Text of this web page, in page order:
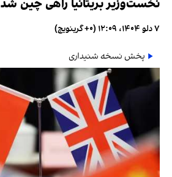
نخست‌وزیر بریتانیا راهی چین شد
۷ دلو ۱۴۰۴، ۱۲:۰۹ (‎+۰ گرینویچ)
پخش نسخه شنیداری